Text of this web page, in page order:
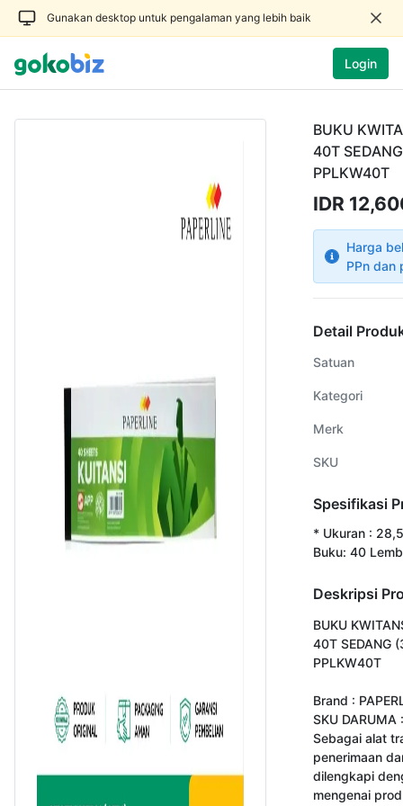
Gunakan desktop untuk pengalaman yang lebih baik
Login
BUKU
40T
PPLKW40T
IDR
Harga
PPn dan
Detail
Satuan
Kategori
Merk
SKU
Spesifikasi
* Ukuran :
Buku: 40
Deskripsi
BUKU
40T SEDANG
PPLKW40T
Brand :
SKU DARUMA
Sebagai alat
penerimaan
dilengkapi
mengenai